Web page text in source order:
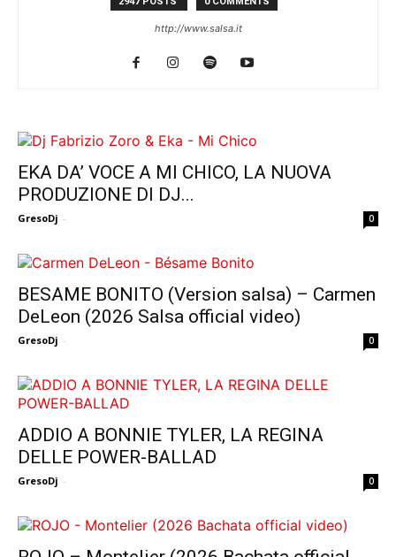
http://www.salsa.it
EKA DA’ VOCE A MI CHICO, LA NUOVA
PRODUZIONE DI DJ...
GresoDj - 0
BESAME BONITO (Version salsa) – Carmen
DeLeon (2026 Salsa official video)
GresoDj - 0
ADDIO A BONNIE TYLER, LA REGINA
DELLE POWER-BALLAD
GresoDj - 0